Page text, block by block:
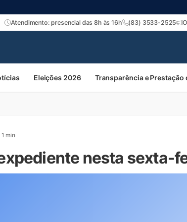
Atendimento: presencial das 8h às 16h (83) 3533-2525
Eleições 2026 Transparência e Prestação
1 min
nesta sexta-